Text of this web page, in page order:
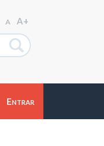
A A+
Entrar